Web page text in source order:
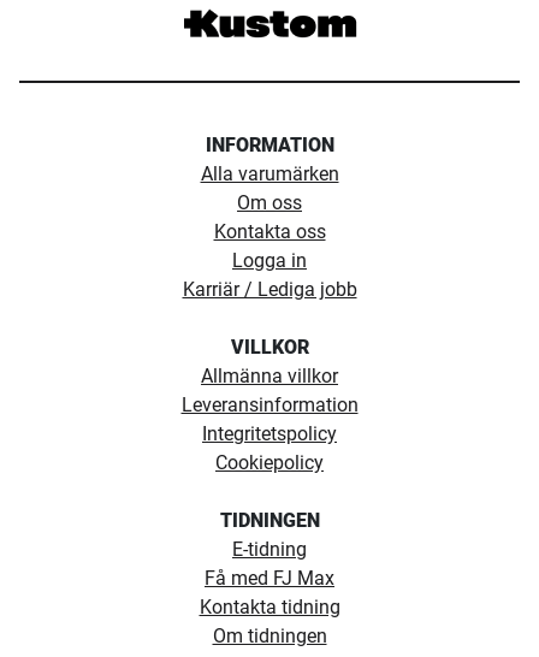
INFORMATION
Alla varumärken
Om oss
Kontakta oss
Logga in
Karriär / Lediga jobb
VILLKOR
Allmänna villkor
Leveransinformation
Integritetspolicy
Cookiepolicy
TIDNINGEN
E-tidning
Få med FJ Max
Kontakta tidning
Om tidningen